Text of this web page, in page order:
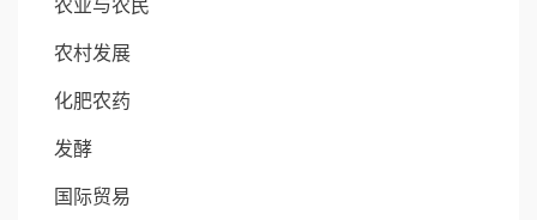
农业与农民
农村发展
化肥农药
发酵
国际贸易